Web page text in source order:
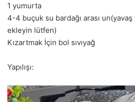
1 yumurta
4-4 buçuk su bardağı arası
ekleyin lütfen)
Kızartmak İçin bol sıvıyağ
Yapılışı: